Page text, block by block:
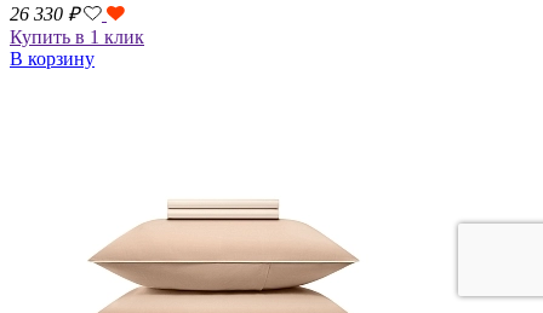
26 330 ₽
Купить в 1 клик
В корзину